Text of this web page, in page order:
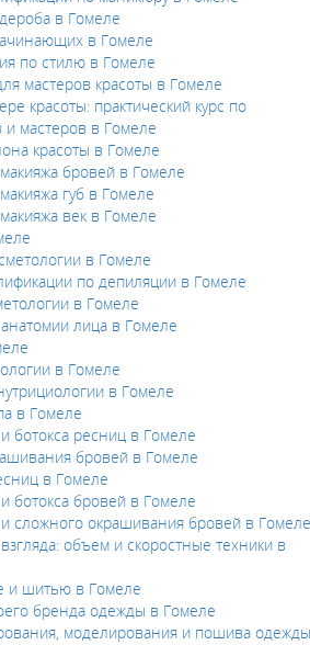
в Гомеле
в Гомеле
по стилю в Гомеле
мастеров красоты в Гомеле
красоты: практический курс по
мастеров в Гомеле
красоты в Гомеле
бровей в Гомеле
губ в Гомеле
век в Гомеле
в Гомеле
по депиляции в Гомеле
в Гомеле
лица в Гомеле
в Гомеле
в Гомеле
в Гомеле
ботокса ресниц в Гомеле
бровей в Гомеле
в Гомеле
ботокса бровей в Гомеле
сложного окрашивания бровей в Гомеле
объем и скоростные техники в
и шитью в Гомеле
бренда одежды в Гомеле
моделирования и пошива